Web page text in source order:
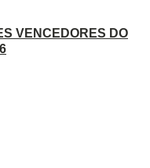
VENCEDORES DO